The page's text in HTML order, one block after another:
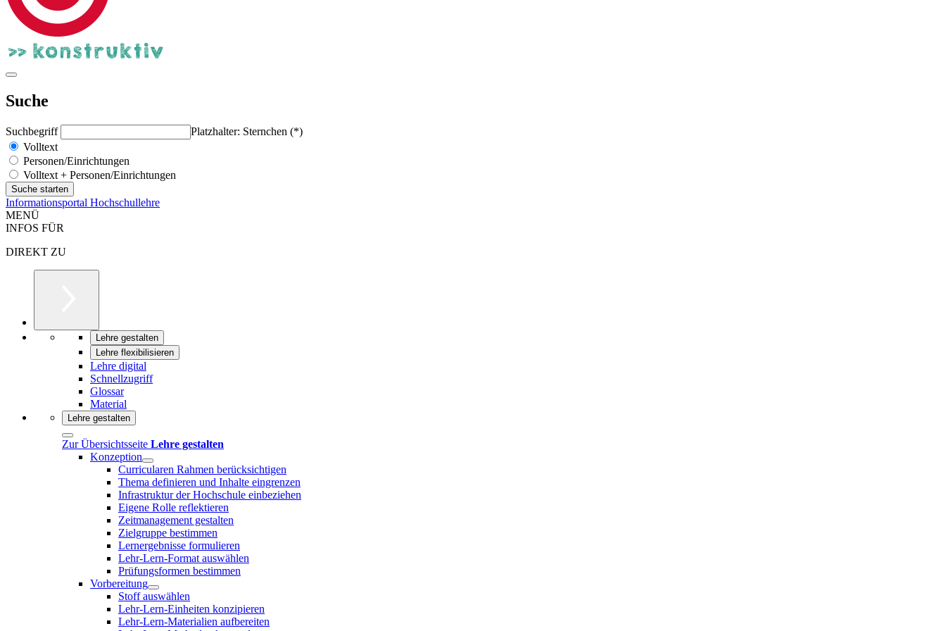
Suche
Suchbegriff
Platzhalter: Sternchen (*)
Volltext
Personen/Einrichtungen
Volltext + Personen/Einrichtungen
Informationsportal Hochschullehre
MENÜ
INFOS FÜR
DIREKT ZU
Lehre gestalten
Lehre flexibilisieren
Lehre digital
Schnellzugriff
Glossar
Material
Lehre gestalten
Zur Übersichtsseite Lehre gestalten
Konzeption
Curricularen Rahmen berücksichtigen
Thema definieren und Inhalte eingrenzen
Infrastruktur der Hochschule einbeziehen
Eigene Rolle reflektieren
Zeitmanagement gestalten
Zielgruppe bestimmen
Lernergebnisse formulieren
Lehr-Lern-Format auswählen
Prüfungsformen bestimmen
Vorbereitung
Stoff auswählen
Lehr-Lern-Einheiten konzipieren
Lehr-Lern-Materialien aufbereiten